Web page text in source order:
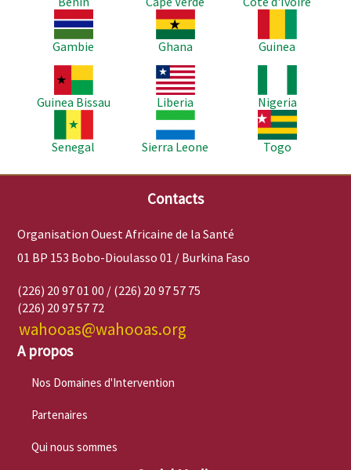
Image
Gambie
Image
Ghana
Guinea
Image
Guinea Bissau
Image
Liberia
Nigeria
Senegal
Image
Sierra Leone
Image
Togo
Contacts
Organisation Ouest Africaine de la Santé
01 BP 153 Bobo-Dioulasso 01 / Burkina Faso
(226) 20 97 01 00 / (226) 20 97 57 75
(226) 20 97 57 72
wahooas@wahooas.org
A propos
Nos Domaines d'Intervention
Partenaires
Qui nous sommes